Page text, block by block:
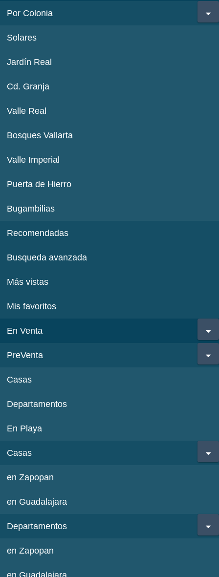
Por Colonia
Solares
Jardín Real
Cd. Granja
Valle Real
Bosques Vallarta
Valle Imperial
Puerta de Hierro
Bugambilias
Recomendadas
Busqueda avanzada
Más vistas
Mis favoritos
En Venta
PreVenta
Casas
Departamentos
En Playa
Casas
en Zapopan
en Guadalajara
Departamentos
en Zapopan